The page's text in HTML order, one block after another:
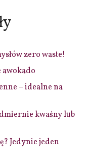
zero waste!
awokado
– idealne na
kwaśny lub
Jedynie jeden